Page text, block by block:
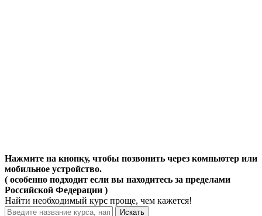
Нажмите на кнопку, чтобы позвонить через компьютер или
мобильное устройство.
( особенно подходит если вы находитесь за пределами
Российской Федерации )
Найти необходимый курс проще, чем кажется!
Искать